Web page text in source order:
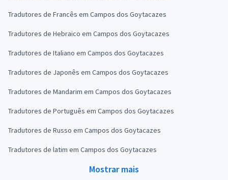
Tradutores de Francês em Campos dos Goytacazes
Tradutores de Hebraico em Campos dos Goytacazes
Tradutores de Italiano em Campos dos Goytacazes
Tradutores de Japonês em Campos dos Goytacazes
Tradutores de Mandarim em Campos dos Goytacazes
Tradutores de Português em Campos dos Goytacazes
Tradutores de Russo em Campos dos Goytacazes
Tradutores de latim em Campos dos Goytacazes
Mostrar mais